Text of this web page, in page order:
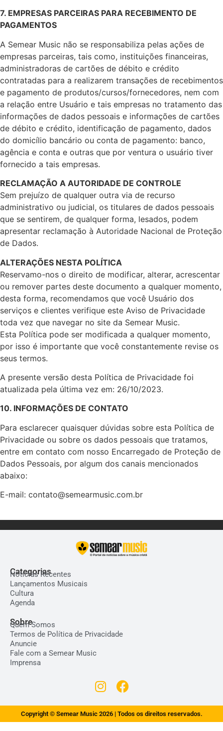
7. EMPRESAS PARCEIRAS PARA RECEBIMENTO DE
PAGAMENTOS
A Semear Music não se responsabiliza pelas ações de
empresas parceiras, tais como, instituições financeiras,
administradoras de cartões de débito e crédito
contratadas para a realizarem transações de recebimentos
e pagamento de produtos/cursos/fornecedores, nem com
a relação entre Usuário e tais empresas no tratamento das
informações de dados pessoais e informações de cartões
de débito e crédito, identificação de pagamento, dados
do domicílio bancário ou conta de pagamento: banco,
agência e conta e outras que por ventura o usuário tiver
fornecido a tais empresas.
RECLAMAÇÃO A AUTORIDADE DE CONTROLE
Sem prejuízo de qualquer outra via de recurso
administrativo ou judicial, os titulares de dados pessoais
que se sentirem, de qualquer forma, lesados, podem
apresentar reclamação à Autoridade Nacional de Proteção
de Dados.
ALTERAÇÕES NESTA POLÍTICA
Reservamo-nos o direito de modificar, alterar, acrescentar
ou remover partes deste documento a qualquer momento,
desta forma, recomendamos que você Usuário dos
serviços e clientes verifique este Aviso de Privacidade
toda vez que navegar no site da Semear Music.
Esta Política pode ser modificada a qualquer momento,
por isso é importante que você constantemente revise os
seus termos.
A presente versão desta Política de Privacidade foi
atualizada pela última vez em: 26/10/2023.
10. INFORMAÇÕES DE CONTATO
Para esclarecer quaisquer dúvidas sobre esta Política de
Privacidade ou sobre os dados pessoais que tratamos,
entre em contato com nosso Encarregado de Proteção de
Dados Pessoais, por algum dos canais mencionados
abaixo:
E-mail: contato@semearmusic.com.br
Categorias
Notícias Recentes
Lançamentos Musicais
Cultura
Agenda
Sobre
Quem Somos
Termos de Política de Privacidade
Anuncie
Fale com a Semear Music
Imprensa
Copyright © Semear Music 2026 | Todos os direitos reservados.